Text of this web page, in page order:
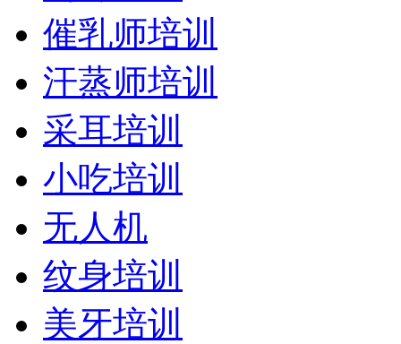
催乳师培训
汗蒸师培训
采耳培训
小吃培训
无人机
纹身培训
美牙培训